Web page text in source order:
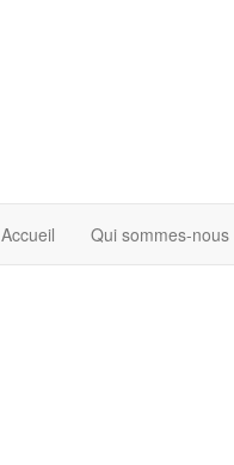
Accueil Qui sommes-nous